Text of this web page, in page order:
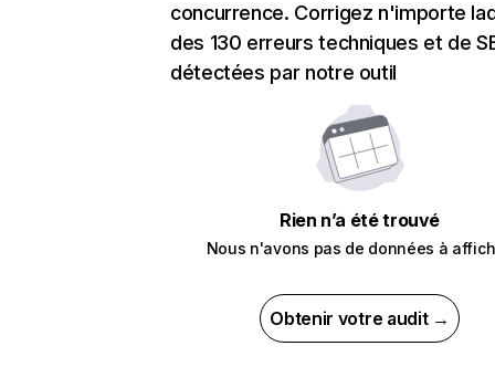
concurrence. Corrigez n'importe
des 130 erreurs techniques et de
détectées par notre outil
Rien n’a été trouvé
Nous n'avons pas de données à
Obtenir votre audit →